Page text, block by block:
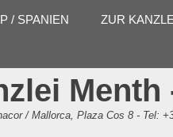
/ SPANIEN ZUR
Menth
/ Mallorca, Plaza Cos 8 - Tel: